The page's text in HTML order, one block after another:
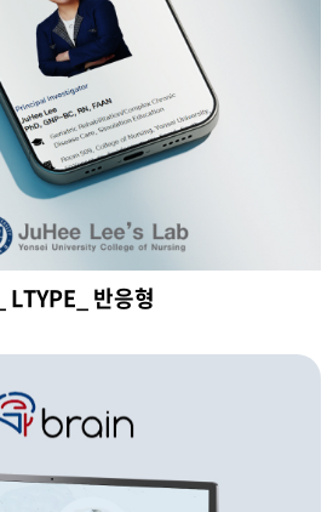
LTYPE_ 반응형